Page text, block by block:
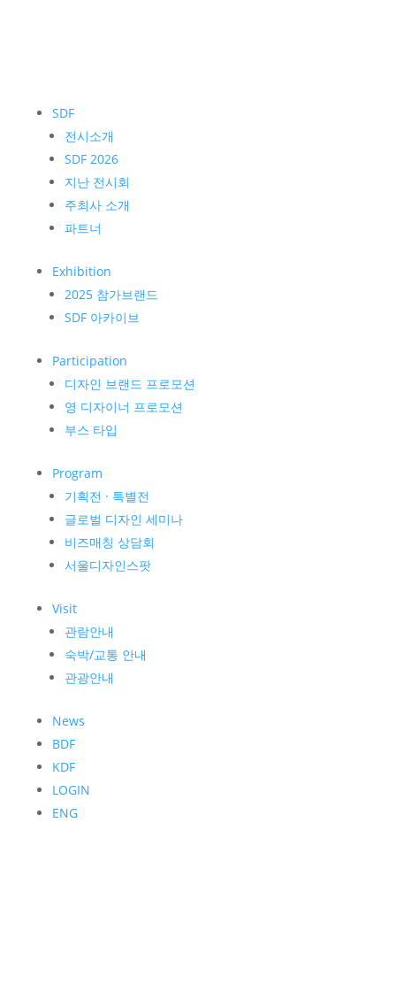
SDF
전시소개
SDF 2026
지난 전시회
주최사 소개
파트너
Exhibition
2025 참가브랜드
SDF 아카이브
Participation
디자인 브랜드 프로모션
영 디자이너 프로모션
부스 타입
Program
기획전 · 특별전
글로벌 디자인 세미나
비즈매칭 상담회
서울디자인스팟
Visit
관람안내
숙박/교통 안내
관광안내
News
BDF
KDF
LOGIN
ENG